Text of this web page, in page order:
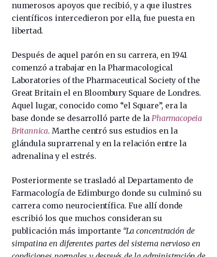
numerosos apoyos que recibió, y a que ilustres
científicos intercedieron por ella, fue puesta en
libertad.
Después de aquel parón en su carrera, en 1941
comenzó a trabajar en la Pharmacological
Laboratories of the Pharmaceutical Society of the
Great Britain el en Bloombury Square de Londres.
Aquel lugar, conocido como “el Square”, era la
base donde se desarrolló parte de laPharmacopeia
Britannica. Marthe centró sus estudios en la
glándula suprarrenal y en la relación entre la
adrenalina y el estrés.
Posteriormente se trasladó al Departamento de
Farmacología de Edimburgo donde su culminó su
carrera como neurocientífica. Fue allí donde
escribió los que muchos consideran su
publicación más importante “La concentración de
simpatina en diferentes partes del sistema nervioso en